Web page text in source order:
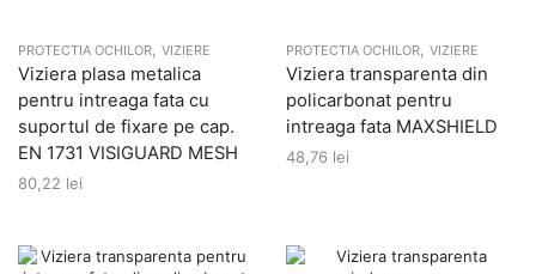
PROTECTIA OCHILOR VIZIERE
Viziera plasa metalica
pentru intreaga fata cu
suportul de fixare pe cap.
EN 1731 VISIGUARD MESH
80,22 lei
PROTECTIA OCHILOR VIZIERE
Viziera transparenta din
policarbonat pentru
intreaga fata MAXSHIELD
48,76 lei